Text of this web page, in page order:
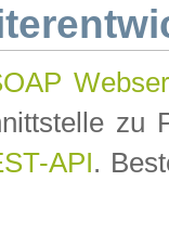
zu
API.